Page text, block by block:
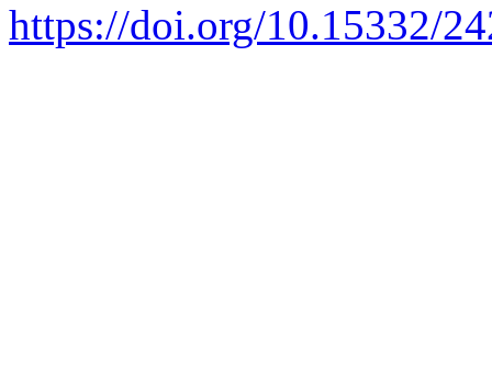
https://doi.org/10.15332/